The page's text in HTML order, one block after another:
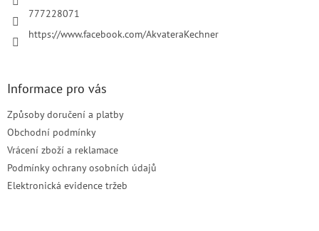
777228071
https://www.facebook.com/AkvateraKechner
Informace pro vás
Způsoby doručení a platby
Obchodní podmínky
Vrácení zboží a reklamace
Podmínky ochrany osobních údajů
Elektronická evidence tržeb